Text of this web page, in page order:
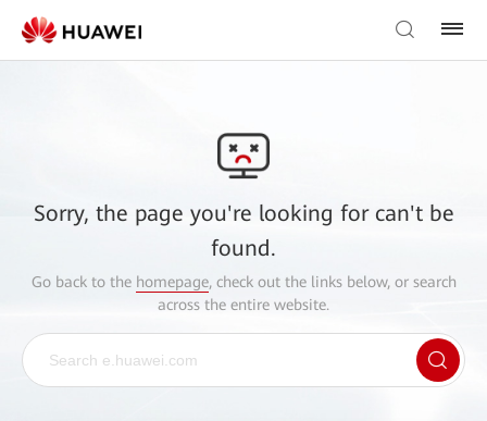
Sorry, the page you're looking for can't be
found.
Go back to the homepage, check out the links below, or search
across the entire website.